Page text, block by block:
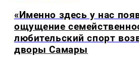
«Именно здесь у нас
ощущение
любительский спорт
дворы Самары